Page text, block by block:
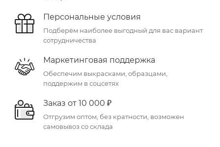
Персональные условия
Подберём наиболее выгодный для вас вариант
сотрудничества
Маркетинговая поддержка
Обеспечим выкрасками, образцами,
поддержим в соцсетях
Заказ от 10 000 ₽
Отгрузим оптом, без кратности, возможен
самовывоз со склада